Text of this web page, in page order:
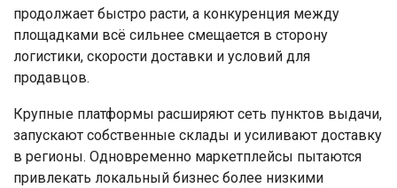
продолжает быстро расти, а конкуренция между
площадками всё сильнее смещается в сторону
логистики, скорости доставки и условий для
продавцов.
Крупные платформы расширяют сеть пунктов выдачи,
запускают собственные склады и усиливают доставку
в регионы. Одновременно маркетплейсы пытаются
привлекать локальный бизнес более низкими